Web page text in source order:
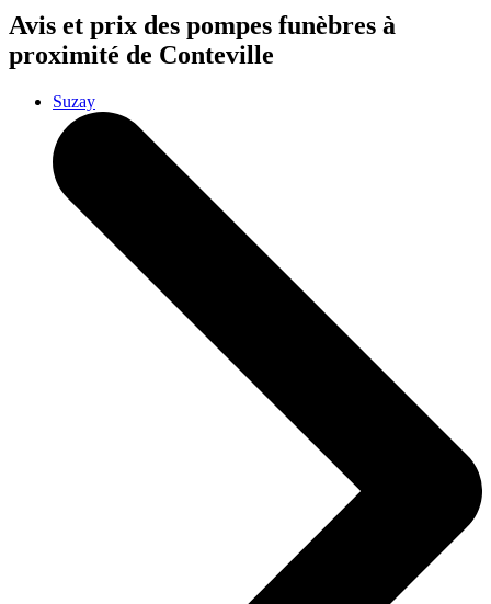
Avis et prix des pompes funèbres à
proximité de Conteville
Suzay